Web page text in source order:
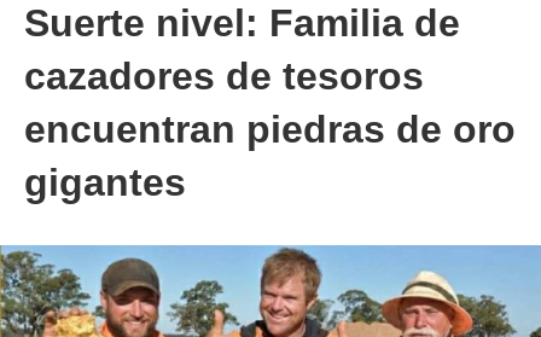
Suerte nivel: Familia de
cazadores de tesoros
encuentran piedras de oro
gigantes